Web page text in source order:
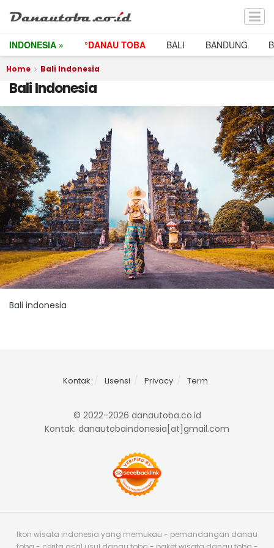
INDONESIA » °DANAU TOBA BALI BANDUNG
Home Bali Indonesia
Bali Indonesia
Bali indonesia
Kontak Lisensi Privacy Term
© 2022-2026 danautoba.co.id
Kontak: danautobaindonesia[at]gmail.com
Ikon wisata indonesia yang memukau - pemandangan danau